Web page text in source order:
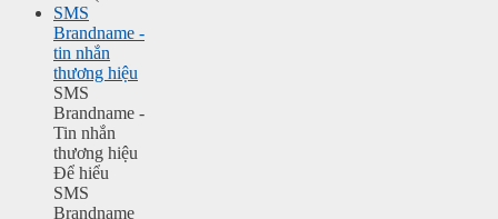
SMS
Brandname -
tin nhắn
thương hiệu
SMS
Brandname -
Tin nhắn
thương hiệu
Để hiểu
SMS
Brandname